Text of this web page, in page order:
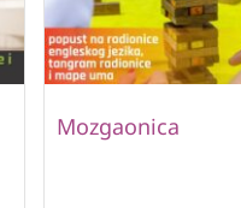
Mozgaonica